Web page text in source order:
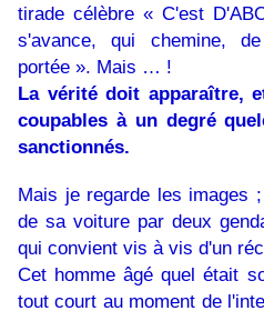
tirade célèbre « C'est
s'avance, qui chemine,
portée ». Mais … !
La vérité doit apparaître,
coupables à un degré
sanctionnés.
Mais je regarde les images
de sa voiture par deux
qui convient vis à vis d'un
Cet homme âgé quel était
tout court au moment de